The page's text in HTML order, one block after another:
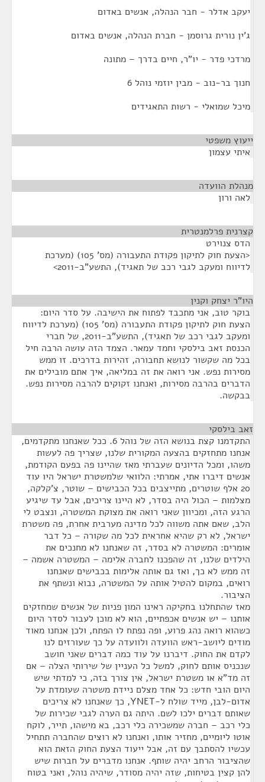
יעקב אדלר - חבר הנהלה, אנשים באדום
ג'ין נורית גרוסמן - חברת הנהלה, אנשים באדום
מרדכי פדר - יו"ר, חיים בדרך – מתונה
חנוך בר-נוב - מבין יוזמי נוהל 6
מיכל שמואלי - רשות התאגידים
ייעוץ משפטי
איתי עצמון
מנהלת הוועדה
לאה ורון
קצרנית פרלמנטרית
הדס צנוירט
<הצעת חוק לתיקון פקודת התעבורה (מס' 105) (מערכת
לדיווח ומעקב לגבי רכב של תאגיד), התשע"ב-2011>
היו"ר יצחק וקנין
בוקר טוב, אני מתכבד לפתוח את הישיבה. על סדר היום:
הצעת חוק לתיקון פקודת התעבורה (מס' 105) (מערכת לדיווח
ומעקב לגבי רכב של תאגיד), התשע"ב-2011, של חברי
הכנסת זאב בילסקי וחמד עמאר. הצמד הזה עושה הרבה חיל
בכל מה שקשור לנושא תחבורה, זהירות בדרכים. זו ממש
מסירות נפש. אני רואה את זה במליאה, איך אתם מובילים את
הדברים בהרבה מסירות, ואנחנו זקוקים להרבה מסירות נפש.
בבקשה.
זאב בילסקי
התקדמנו קצת בנושא הזה של נוהל 6. ככל שאנחנו מתקדמים,
אנחנו מתחזקים בהצעה המקורית שלנו, שצריך פה לעשות
משהו, ומכל הדיונים שעברתי מאז שהיינו פה בפעם הקודמת,
אנשים דיברו אתי, אמרתי: הלוואי שלמשטרת ישראל היו עוד
20 אלף שוטרים, מתייצבים בכל הכבישים – שוטר, צ'קלקה,
מצלמות – הכול היה בסדר, לא היינו צריכים, אבל עד שיגיע
הרגע הזה, ומכיוון שאני רואה את מצוקת המשטרה, ונצבט לי
הלב, שאם אתה משווה לכל מדינה מערבית אחרת, פה משטרת
ישראל, לא רק שהיא אחראית לכל מה שקורה – כל דבר
אומרים: המשטרה לא בסדר, זה שאנחנו לא מחנכים את
הילדים שלנו, זה שהפכנו לחברה אלימה – המשטרה אשמה –
זה ממש לא כך, ואז גם אותה אלימות בכבישים שאנחנו
רואים, במקום להטיל אותה על המשטרה, נבוא ונשתף את
הציבור.
מאז שהתחלנו בחקיקה ראינו המון פניות של אנשים שמחזקים
אותנו – יש אנשים אכפתיים, הוא לא מוכן לעבור לסדר היום
כשהוא רואה נהג פרוע, ופה נפתח לו הפתח, ולכן אנחנו מאוד
מודים ליושב-ראש הוועדה ולוועדה על כך שעורזים לנו
לקדם את החוק. דיברנו על עוד כמה דברים שאני חושב
שנכניס אותם לחוק, למשל כל העניין של שירותי הצלה – אם
זה מד"א או משטרת ישראל, אין צורך בזה, כי למדתי שיש
היום הובי חדש: כל אחד מצלם ניידת משטרה שעומדת על
אדום-לבן, מייד שולח ל-YNET, כך שאנחנו לא צריכים
שאותם דברים ילכו לשם. היתה גם הערה לגבי שכירות של
כלי רכב – חברה שמשכירה כלי רכב, בא מישהו, תייר, לוקח
אוטו ליומיים, מחזיר אותו, ואנחנו לא רוצים שהחברה תתחיל
עכשיו להסתבך עם זה, אבל ייעוד הצעת החוק הזאת הוא
שהציבור הרחב יהיה שותף. אנחנו מדברים על חברות שיש
להן קצין בטיחות, שזה יהיה מסודר, שיהיה נוהל, ואני בטוח